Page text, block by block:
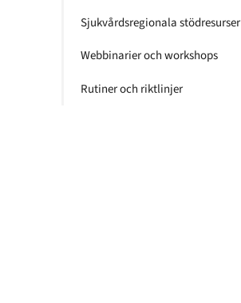
Sjukvårdsregionala stödresurser
Webbinarier och workshops
Rutiner och riktlinjer